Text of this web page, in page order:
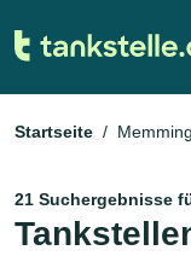
Startseite
21 Suchergebnisse